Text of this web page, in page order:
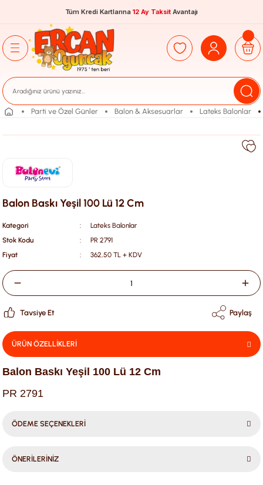
Tüm Kredi Kartlarına 12 Ay Taksit Avantajı
Parti ve Özel Günler Balon & Aksesuarlar Lateks Balonlar
Balon Baskı Yeşil 100 Lü 12 Cm
Kategori
Lateks Balonlar
Stok Kodu
PR 2791
Fiyat
362,50 TL + KDV
Tavsiye Et Paylaş
ÜRÜN ÖZELLİKLERİ
Balon Baskı Yeşil 100 Lü 12 Cm
PR 2791
ÖDEME SEÇENEKLERİ
ÖNERİLERİNİZ